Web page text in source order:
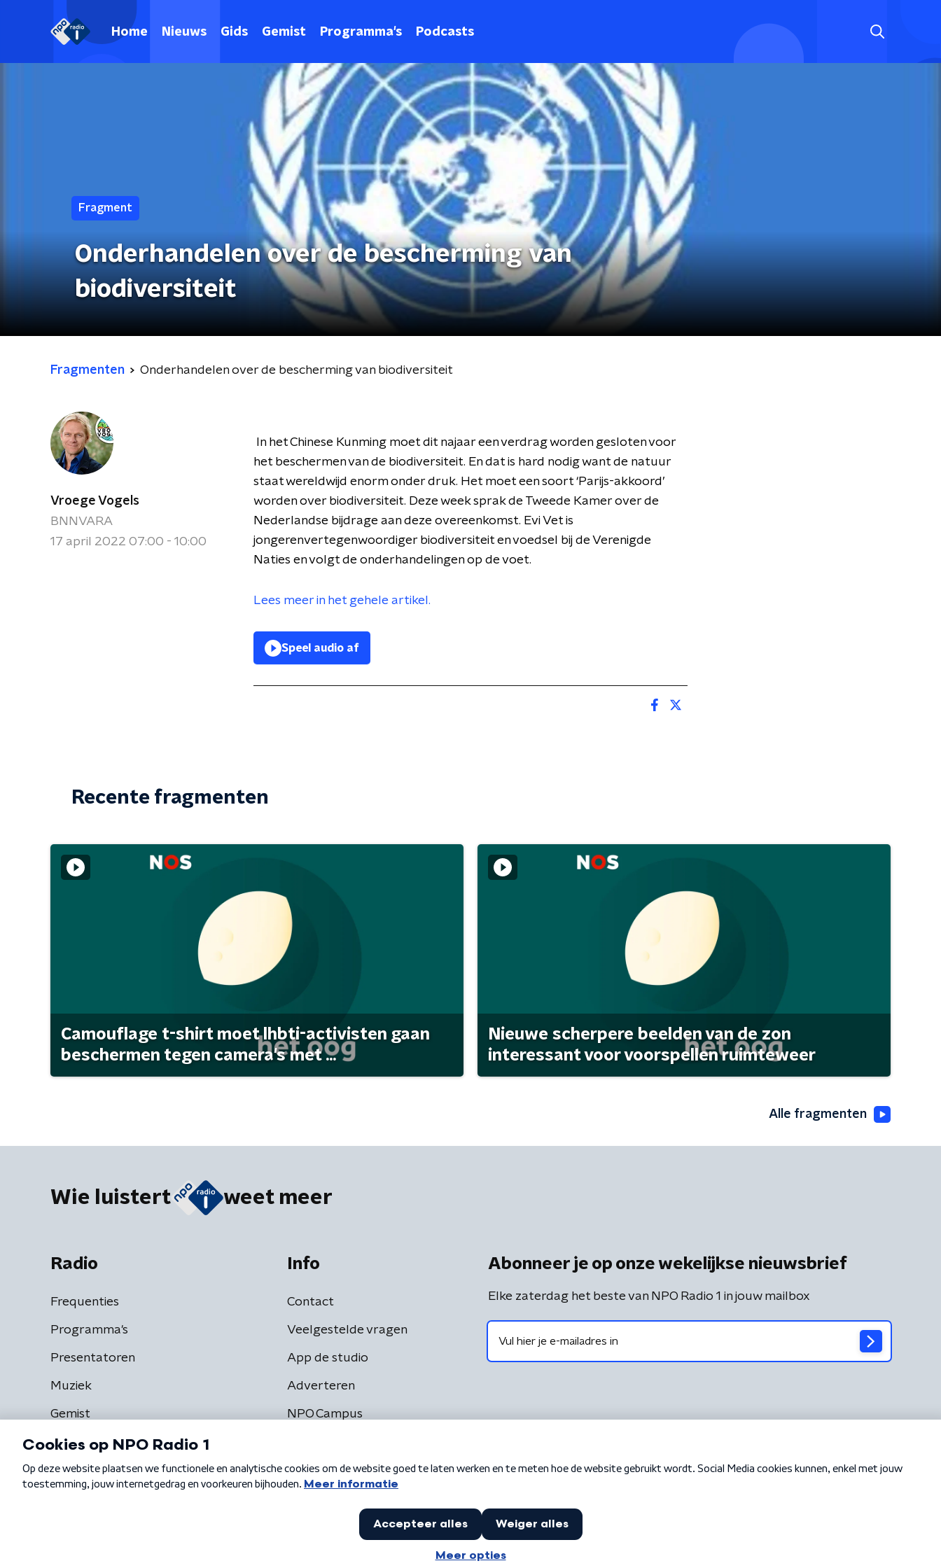
Home Nieuws Gids Gemist Programma's Podcasts
Fragment
Onderhandelen over de bescherming van
biodiversiteit
Fragmenten Onderhandelen over de bescherming van biodiversiteit
Vroege Vogels
BNNVARA
17 april 2022 07:00 - 10:00
In het Chinese Kunming moet dit najaar een verdrag worden gesloten voor
het beschermen van de biodiversiteit. En dat is hard nodig want de natuur
staat wereldwijd enorm onder druk. Het moet een soort ‘Parijs-akkoord’
worden over biodiversiteit. Deze week sprak de Tweede Kamer over de
Nederlandse bijdrage aan deze overeenkomst. Evi Vet is
jongerenvertegenwoordiger biodiversiteit en voedsel bij de Verenigde
Naties en volgt de onderhandelingen op de voet.
Lees meer in het gehele artikel.
Speel audio af
Recente fragmenten
Camouflage t-shirt moet lhbti-activisten gaan
beschermen tegen camera's met ...
Nieuwe scherpere beelden van de zon
interessant voor voorspellen ruimteweer
Alle fragmenten
Wie luistert weet meer
Radio
Frequenties
Programma's
Presentatoren
Muziek
Gemist
Info
Contact
Veelgestelde vragen
App de studio
Adverteren
NPO Campus
Abonneer je op onze wekelijkse nieuwsbrief
Elke zaterdag het beste van NPO Radio 1 in jouw mailbox
Algemene voorwaarden Privacybeleid